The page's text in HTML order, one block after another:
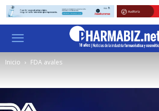
Inicio FDA avales